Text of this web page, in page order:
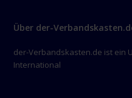
Über der-
der-Verbandskasten.de ist ein
International